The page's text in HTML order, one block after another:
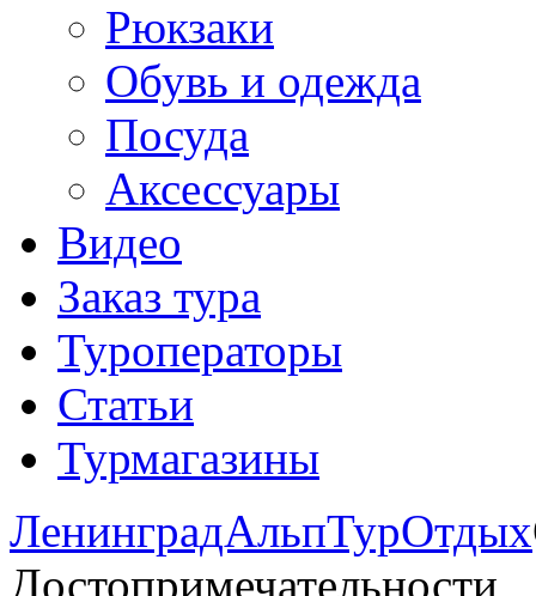
Рюкзаки
Обувь и одежда
Посуда
Аксессуары
Видео
Заказ тура
Туроператоры
Статьи
Турмагазины
ЛенинградАльпТурОтдых
Достопримечательности